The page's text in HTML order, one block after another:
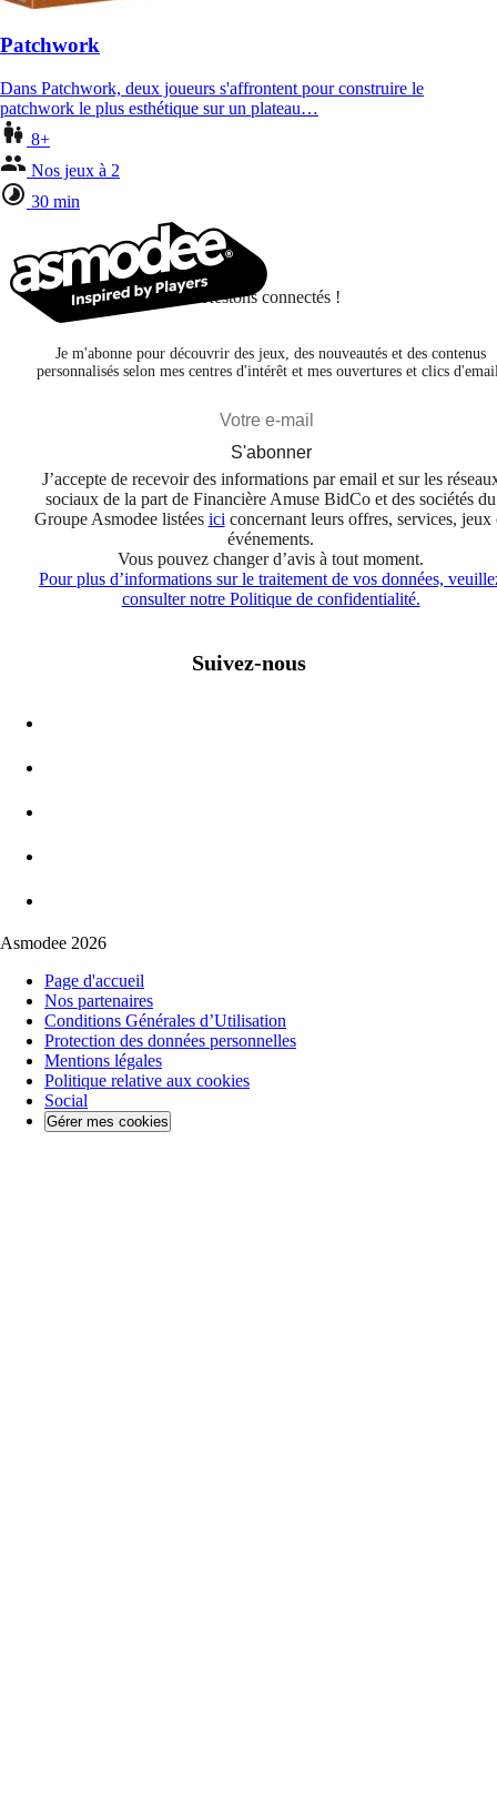
Patchwork
Dans Patchwork, deux joueurs s'affrontent pour construire le
patchwork le plus esthétique sur un plateau…
8+
Nos jeux à 2
30 min
Restons connectés !
Je m'abonne pour découvrir des jeux, des nouveautés et des contenus
personnalisés selon mes centres d'intérêt et mes ouvertures et clics
S'abonner
J’accepte de recevoir des informations par email et sur les
sociaux de la part de Financière Amuse BidCo et des sociétés du
Groupe Asmodee listées ici concernant leurs offres, services, jeux
événements.
Vous pouvez changer d’avis à tout moment.
Pour plus d’informations sur le traitement de vos données,
consulter notre Politique de confidentialité.
Suivez-nous
Asmodee 2026
Page d'accueil
Nos partenaires
Conditions Générales d’Utilisation
Protection des données personnelles
Mentions légales
Politique relative aux cookies
Social
Gérer mes cookies